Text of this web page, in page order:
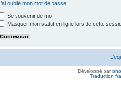
oublié mon mot de passe
Se souvenir de moi
Masquer mon statut en ligne lors de cette
Développé par
Traduction